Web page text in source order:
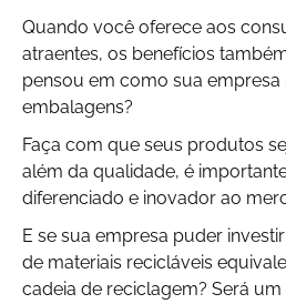
Quando você oferece aos
atraentes, os benefícios
pensou em como sua empresa
embalagens?
Faça com que seus produtos
além da qualidade, é
diferenciado e inovador ao
E se sua empresa puder
de materiais recicláveis
cadeia de reciclagem? Será